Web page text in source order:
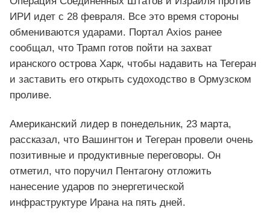
ИРИ идет с 28 февраля. Все это время стороны
обмениваются ударами. Портал Axios ранее
сообщал, что Трамп готов пойти на захват
иранского острова Харк, чтобы надавить на Тегеран
и заставить его открыть судоходство в Ормузском
проливе.
Американский лидер в понедельник, 23 марта,
рассказал, что Вашингтон и Тегеран провели очень
позитивные и продуктивные переговоры. Он
отметил, что поручил Пентагону отложить
нанесение ударов по энергетической
инфраструктуре Ирана на пять дней.